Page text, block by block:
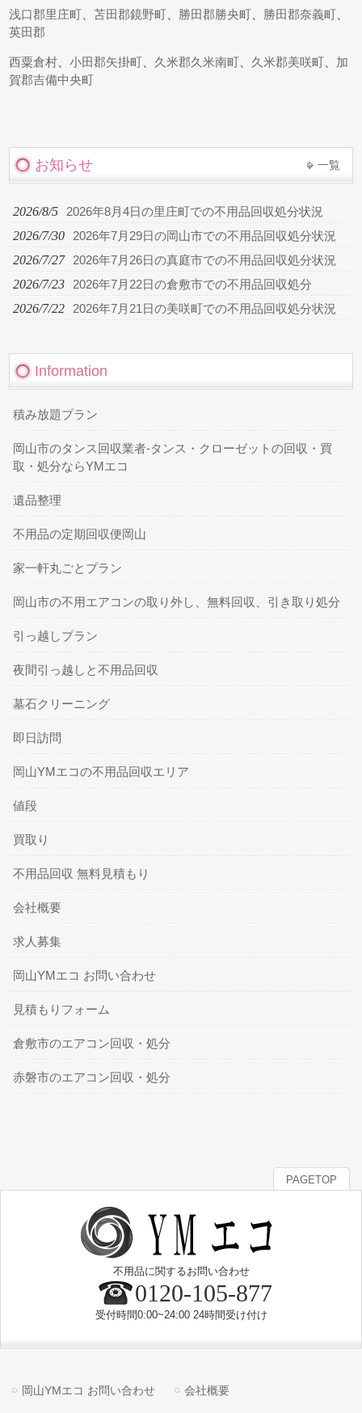
浅口郡里庄町 、苫田郡鏡野町 勝田郡勝央町 勝田郡奈義町
英田郡
西粟倉村 、小田郡矢掛町 久米郡久米南町 久米郡美咲町
加
賀郡吉備中央町
お知らせ 一覧
2026/8/5 2026年8月4日の里庄町での不用品回収処分状況
2026/7/30 2026年7月29日の岡山市での不用品回収処分状況
2026/7/27 2026年7月26日の真庭市での不用品回収処分状況
2026/7/23 2026年7月22日の倉敷市での不用品回収処分
2026/7/22 2026年7月21日の美咲町での不用品回収処分状況
Information
積み放題プラン
岡山市のタンス回収業者-タンス・クローゼットの回収・買
取・処分ならYMエコ
遺品整理
不用品の定期回収便岡山
家一軒丸ごとプラン
岡山市の不用エアコンの取り外し、無料回収、引き取り処分
引っ越しプラン
夜間引っ越しと不用品回収
墓石クリーニング
即日訪問
岡山YMエコの不用品回収エリア
値段
買取り
不用品回収 無料見積もり
会社概要
求人募集
岡山YMエコ お問い合わせ
見積もりフォーム
倉敷市のエアコン回収・処分
赤磐市のエアコン回収・処分
PAGETOP
不用品に関するお問い合わせ
0120-105-877
受付時間0:00~24:00 24時間受け付け
岡山YMエコ お問い合わせ 会社概要